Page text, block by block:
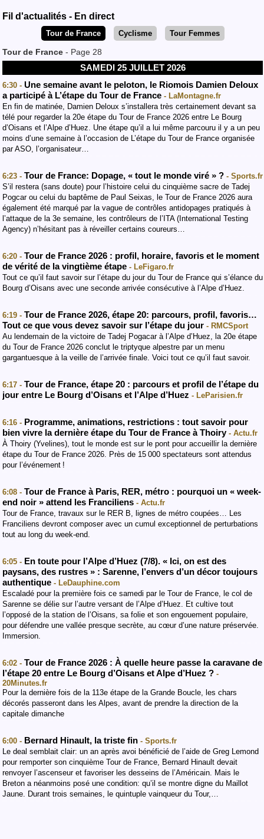
Fil d'actualités - En direct
Tour de France Cyclisme Tour Femmes
Tour de France - Page 28
SAMEDI 25 JUILLET 2026
6:30 - Une semaine avant le peloton, le Riomois Damien Deloux
a participé à L’étape du Tour de France - LaMontagne.fr
En fin de matinée, Damien Deloux s’installera très certainement devant sa
télé pour regarder la 20e étape du Tour de France 2026 entre Le Bourg
d’Oisans et l’Alpe d’Huez. Une étape qu’il a lui même parcouru il y a un peu
moins d’une semaine à l’occasion de L’étape du Tour de France organisée
par ASO, l’organisateur…
6:23 - Tour de France: Dopage, « tout le monde viré » ? - Sports.fr
S’il restera (sans doute) pour l’histoire celui du cinquième sacre de Tadej
Pogcar ou celui du baptême de Paul Seixas, le Tour de France 2026 aura
également été marqué par la vague de contrôles antidopages pratiqués à
l’attaque de la 3e semaine, les contrôleurs de l’ITA (International Testing
Agency) n’hésitant pas à réveiller certains coureurs…
6:20 - Tour de France 2026 : profil, horaire, favoris et le moment
de vérité de la vingtième étape - LeFigaro.fr
Tout ce qu’il faut savoir sur l’étape du jour du Tour de France qui s’élance du
Bourg d’Oisans avec une seconde arrivée consécutive à l’Alpe d’Huez.
6:19 - Tour de France 2026, étape 20: parcours, profil, favoris…
Tout ce que vous devez savoir sur l’étape du jour - RMCSport
Au lendemain de la victoire de Tadej Pogacar à l’Alpe d’Huez, la 20e étape
du Tour de France 2026 conclut le triptyque alpestre par un menu
gargantuesque à la veille de l’arrivée finale. Voici tout ce qu’il faut savoir.
6:17 - Tour de France, étape 20 : parcours et profil de l’étape du
jour entre Le Bourg d’Oisans et l’Alpe d’Huez - LeParisien.fr
6:16 - Programme, animations, restrictions : tout savoir pour
bien vivre la dernière étape du Tour de France à Thoiry - Actu.fr
À Thoiry (Yvelines), tout le monde est sur le pont pour accueillir la dernière
étape du Tour de France 2026. Près de 15 000 spectateurs sont attendus
pour l’événement !
6:08 - Tour de France à Paris, RER, métro : pourquoi un « week-
end noir » attend les Franciliens - Actu.fr
Tour de France, travaux sur le RER B, lignes de métro coupées… Les
Franciliens devront composer avec un cumul exceptionnel de perturbations
tout au long du week-end.
6:05 - En toute pour l’Alpe d’Huez (7/8). « Ici, on est des
paysans, des rustres » : Sarenne, l’envers d’un décor toujours
authentique - LeDauphine.com
Escaladé pour la première fois ce samedi par le Tour de France, le col de
Sarenne se délie sur l’autre versant de l’Alpe d’Huez. Et cultive tout
l’opposé de la station de l’Oisans, sa folie et son engouement populaire,
pour défendre une vallée presque secrète, au cœur d’une nature préservée.
Immersion.
6:02 - Tour de France 2026 : À quelle heure passe la caravane de
l’étape 20 entre Le Bourg d’Oisans et Alpe d’Huez ? -
20Minutes.fr
Pour la dernière fois de la 113e étape de la Grande Boucle, les chars
décorés passeront dans les Alpes, avant de prendre la direction de la
capitale dimanche
6:00 - Bernard Hinault, la triste fin - Sports.fr
Le deal semblait clair: un an après avoi bénéficié de l’aide de Greg Lemond
pour remporter son cinquième Tour de France, Bernard Hinault devait
renvoyer l’ascenseur et favoriser les desseins de l’Américain. Mais le
Breton a néanmoins posé une condition: qu’il se montre digne du Maillot
Jaune. Durant trois semaines, le quintuple vainqueur du Tour,…